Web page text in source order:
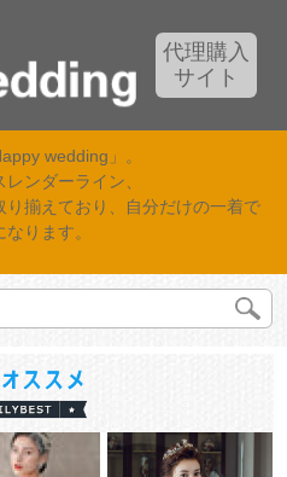
代理購入
サイト
wedding」。
ンダーライン、
揃えており、自分だけの一着で
ります。